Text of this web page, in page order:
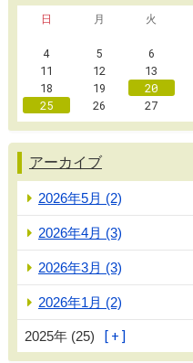
日
月 火
4
5 6
11
12 13
18
19 20
25
26 27
アーカイブ
2026年5月 (2)
2026年4月 (3)
2026年3月 (3)
2026年1月 (2)
2025年 (25)